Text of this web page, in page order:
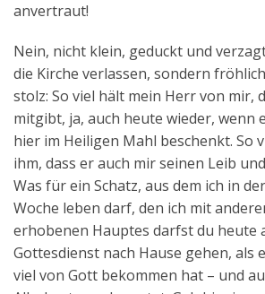
anvertraut!
Nein, nicht klein, geduckt und
die Kirche verlassen, sondern
stolz: So viel hält mein Herr von mir,
mitgibt, ja, auch heute wieder, wenn
hier im Heiligen Mahl beschenkt. So
ihm, dass er auch mir seinen Leib
Was für ein Schatz, aus dem ich in
Woche leben darf, den ich mit
erhobenen Hauptes darfst du heute
Gottesdienst nach Hause gehen, als
viel von Gott bekommen hat – und